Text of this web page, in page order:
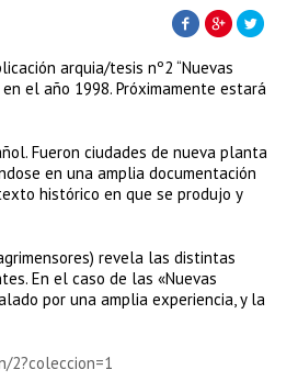
arquia/tesis nº2 “Nuevas
el año 1998. Próximamente estará
Fueron ciudades de nueva planta
en una amplia documentación
histórico en que se produjo y
revela las distintas
En el caso de las «Nuevas
por una amplia experiencia, y la
2?coleccion=1